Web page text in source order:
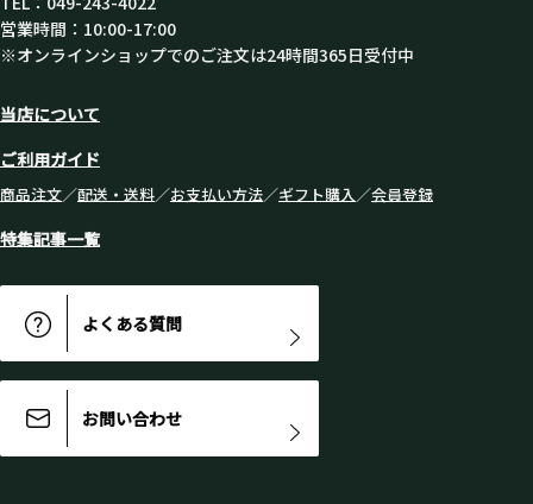
営業時間：10:00-17:00
※オンラインショップでのご注文は24時間365日受付中
当店について
ご利用ガイド
商品注文／配送・送料／お支払い方法／ギフト購入／会員登録
特集記事一覧
よくある質問
お問い合わせ